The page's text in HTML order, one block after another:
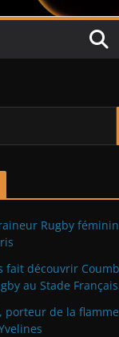
Rugby
fait découvrir
au Stade
porteur de la flamme